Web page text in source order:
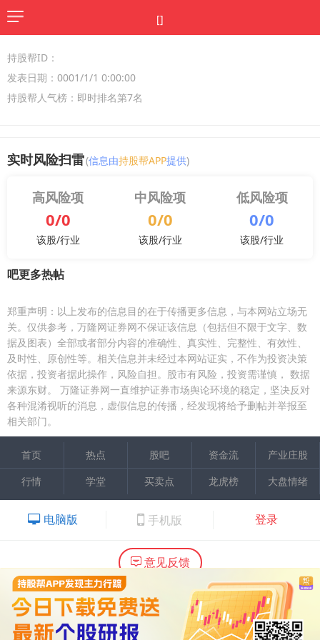
[]
持股帮ID：
发表日期：0001/1/1 0:00:00
持股帮人气榜：即时排名第7名
实时风险扫雷(信息由持股帮APP提供)
高风险项
0/0
该股/行业
中风险项
0/0
该股/行业
低风险项
0/0
该股/行业
吧更多热帖
郑重声明：以上发布的信息目的在于传播更多信息，与本网站立场无
关。仅供参考，万隆网证券网不保证该信息（包括但不限于文字、数
据及图表）全部或者部分内容的准确性、真实性、完整性、有效性、
及时性、原创性等。相关信息并未经过本网站证实，不作为投资决策
依据，投资者据此操作，风险自担。股市有风险，投资需谨慎， 数据
来源东财。
万隆证券网一直维护证券市场舆论环境的稳定，坚决反对
各种混淆视听的消息，虚假信息的传播，经发现将给予删帖并举报至
相关部门。
首页 热点 股吧 资金流
产业庄股
行情
学堂 买卖点 龙虎榜 大盘情绪
电脑版 手机版 登录
意见反馈
内容提供：广州市万隆证券咨询顾问有限公司
Copyright ©2015 Wlstock. All Right Reserved.
热线：020-66618988